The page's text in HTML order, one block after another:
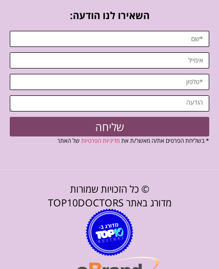
השאירו לנו הודעה:
שליחה
* בשליחת הפרטים את/ה מאשר/ת אתמדיניות הפרטיות של האתר
© כל הזכויות שמורות
מדורג באתר TOP10DOCTORS